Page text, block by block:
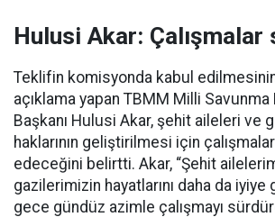
Hulusi Akar: Çalışmalar
Teklifin komisyonda kabul
açıklama yapan TBMM Milli
Başkanı Hulusi Akar, şehit aileleri ve
haklarının geliştirilmesi için
edeceğini belirtti. Akar, “Şehit
gazilerimizin hayatlarını daha da
gece gündüz azimle çalışmayı